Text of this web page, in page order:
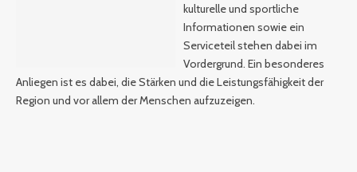
kulturelle und sportliche
Informationen sowie ein
Serviceteil stehen dabei im
Vordergrund. Ein besonderes
Anliegen ist es dabei, die Stärken und die Leistungsfähigkeit der
Region und vor allem der Menschen aufzuzeigen.